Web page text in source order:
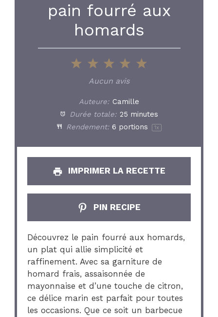
pain fourré aux
homards
5
4
3
Stars
2
Stars
1
Star
Aucun avis
Auteure: Camille
Durée totale: 25 minutes
Rendement: 6 portions 1 x
IMPRIMER LA RECETTE
PIN RECIPE
Découvrez le pain fourré aux homards,
un plat qui allie simplicité et
raffinement. Avec sa garniture de
homard frais, assaisonnée de
mayonnaise et d’une touche de citron,
ce délice marin est parfait pour toutes
les occasions. Que ce soit un barbecue